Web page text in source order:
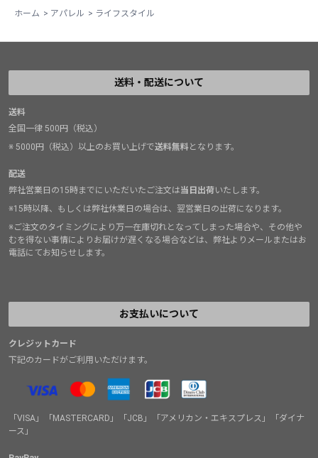
ホーム > アパレル > ライフスタイル
送料・配送について
送料
全国一律 500円（税込）
※ 5000円（税込）以上のお買い上げで送料無料となります。
配送
弊社営業日の15時までにいただいたご注文は当日出荷いたします。
※15時以降、もしくは弊社休業日の場合は、翌営業日の出荷になります。
※ご注文のタイミングにより万一在庫切れとなってしまった場合や、その他や
むを得ない事情によりお届けが遅くなる場合などは、弊社よりメールまたはお
電話にてお知らせします。
お支払いについて
クレジットカード
下記のカードがご利用いただけます。
「VISA」「MASTERCARD」「JCB」「アメリカン・エキスプレス」「ダイナ
ース」